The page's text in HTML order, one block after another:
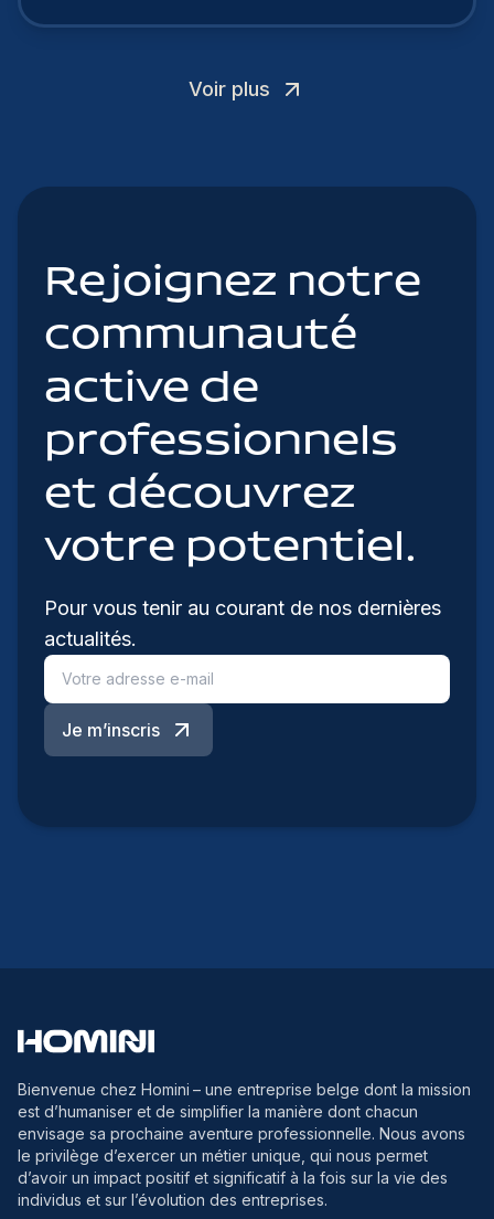
Voir plus
Rejoignez notre
communauté
active de
professionnels
et découvrez
votre potentiel.
Pour vous tenir au courant de nos dernières
actualités.
Je m’inscris
Bienvenue chez Homini – une entreprise belge dont la mission
est d’humaniser et de simplifier la manière dont chacun
envisage sa prochaine aventure professionnelle. Nous avons
le privilège d’exercer un métier unique, qui nous permet
d’avoir un impact positif et significatif à la fois sur la vie des
individus et sur l’évolution des entreprises.